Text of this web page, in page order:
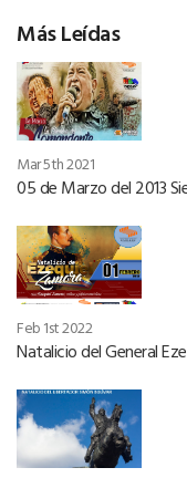
Más Leídas
Mar 5th 2021
05 de Marzo del 2013
Feb 1st 2022
Natalicio del General